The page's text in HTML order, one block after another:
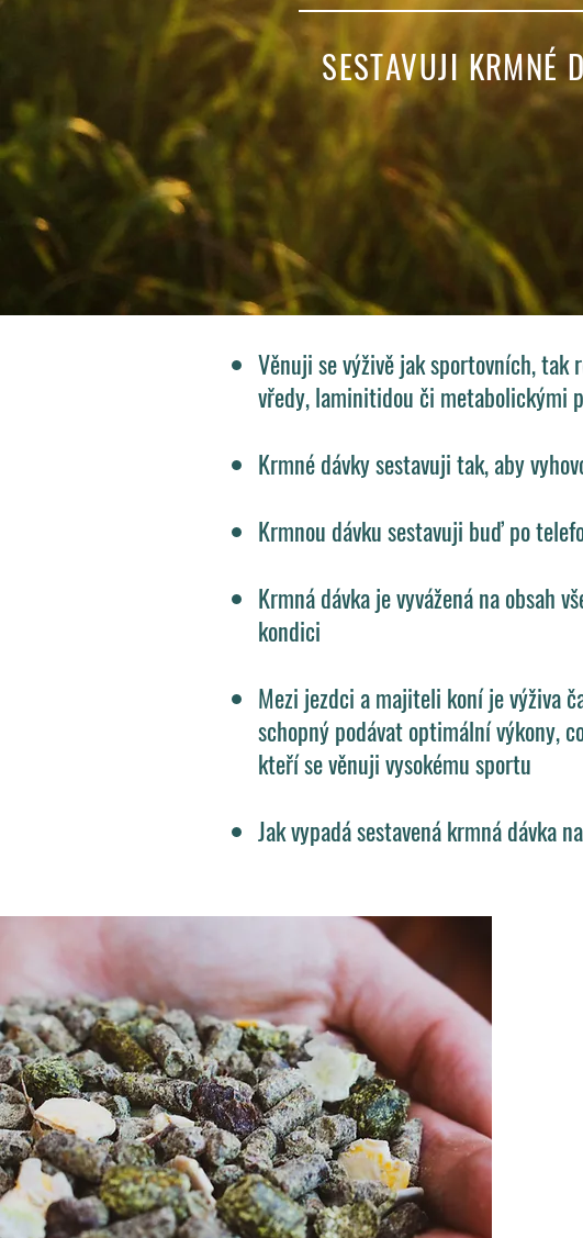
SESTAVUJI KRMNÉ
Věnuji se výživě jak sportovních, tak
vředy, laminitidou či metabolickými
Krmné dávky sestavuji tak, aby
Krmnou dávku sestavuji buď po
Krmná dávka je vyvážená na obsah
kondici
Mezi jezdci a majiteli koní je výživa
schopný podávat optimální výkony,
kteří se věnuji vysokému sportu
Jak vypadá sestavená krmná dávka